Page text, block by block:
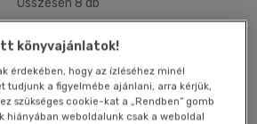
Alkalmaz
Összesen 8 db
könyvajánlatok!
érdekében, hogy az ízléséhez minél
tudjunk a figyelmébe ajánlani, arra kérjük,
szükséges cookie-kat a „Rendben” gomb
hiányában weboldalunk csak a weboldal